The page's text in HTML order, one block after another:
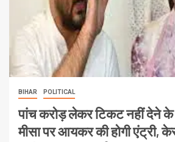
BIHAR POLITICAL
पांच करोड़ लेकर टिकट नहीं देने के
मीसा पर आयकर की होगी एंट्री,